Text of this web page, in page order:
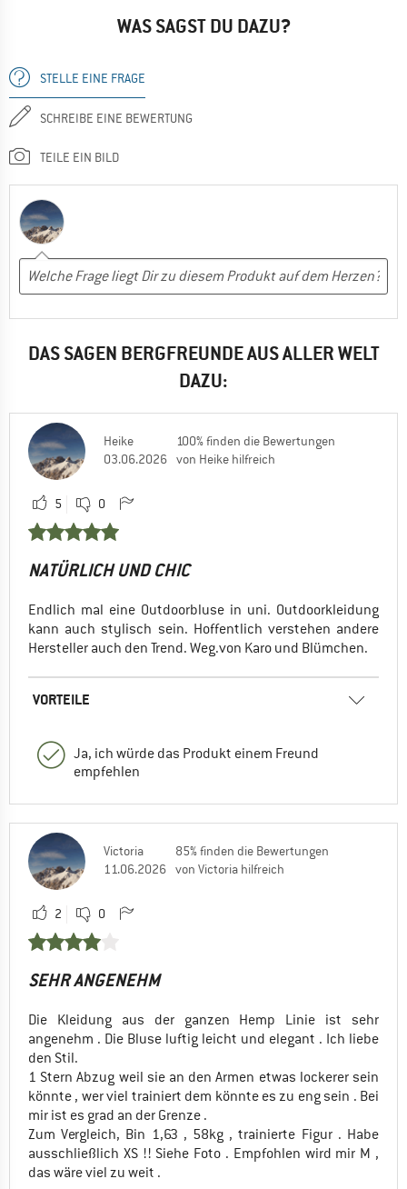
WAS SAGST DU DAZU?
STELLE EINE FRAGE
SCHREIBE EINE BEWERTUNG
TEILE EIN BILD
DAS SAGEN BERGFREUNDE AUS ALLER WELT
DAZU:
Heike
03.06.2026
100% finden die Bewertungen
von Heike hilfreich
5 0
NATÜRLICH UND CHIC
Endlich mal eine Outdoorbluse in uni. Outdoorkleidung
kann auch stylisch sein. Hoffentlich verstehen andere
Hersteller auch den Trend. Weg.von Karo und Blümchen.
VORTEILE
Ja, ich würde das Produkt einem Freund
empfehlen
Victoria
11.06.2026
85% finden die Bewertungen
von Victoria hilfreich
2 0
SEHR ANGENEHM
Die Kleidung aus der ganzen Hemp Linie ist sehr
angenehm . Die Bluse luftig leicht und elegant . Ich liebe
den Stil.
1 Stern Abzug weil sie an den Armen etwas lockerer sein
könnte , wer viel trainiert dem könnte es zu eng sein . Bei
mir ist es grad an der Grenze .
Zum Vergleich, Bin 1,63 , 58kg , trainierte Figur . Habe
ausschließlich XS !! Siehe Foto . Empfohlen wird mir M ,
das wäre viel zu weit .